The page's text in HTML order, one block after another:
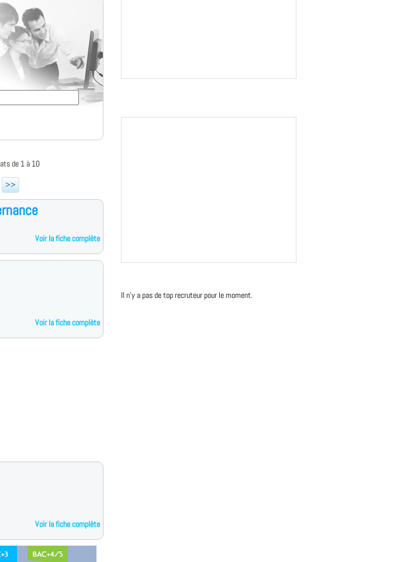
de 1 à 10
>>
Voir la fiche complète
Voir la fiche complète
Voir la fiche complète
Il n'y a pas de top recruteur pour le moment.